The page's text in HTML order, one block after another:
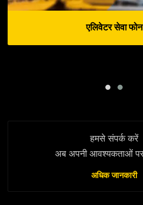
एलिवेटर सेवा फोन
हमसे संपर्क करें
अब अपनी आवश्यकताओं पर
अधिक जानकारी